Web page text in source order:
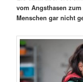
vom Angsthasen
Menschen gar nicht